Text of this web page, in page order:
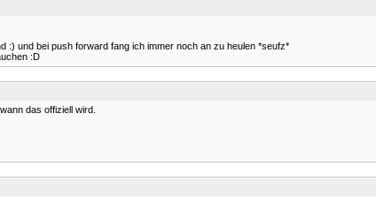
:) und bei push forward fang ich immer noch an zu heulen *seufz*
:D
das offiziell wird.